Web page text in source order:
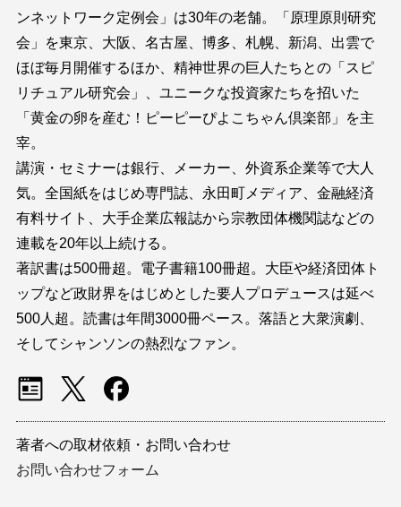
ンネットワーク定例会」は30年の老舗。「原理原則研究
会」を東京、大阪、名古屋、博多、札幌、新潟、出雲で
ほぼ毎月開催するほか、精神世界の巨人たちとの「スピ
リチュアル研究会」、ユニークな投資家たちを招いた
「黄金の卵を産む！ピーピーぴよこちゃん倶楽部」を主
宰。
講演・セミナーは銀行、メーカー、外資系企業等で大人
気。全国紙をはじめ専門誌、永田町メディア、金融経済
有料サイト、大手企業広報誌から宗教団体機関誌などの
連載を20年以上続ける。
著訳書は500冊超。電子書籍100冊超。大臣や経済団体ト
ップなど政財界をはじめとした要人プロデュースは延べ
500人超。読書は年間3000冊ペース。落語と大衆演劇、
そしてシャンソンの熱烈なファン。
著者への取材依頼・お問い合わせ
お問い合わせフォーム